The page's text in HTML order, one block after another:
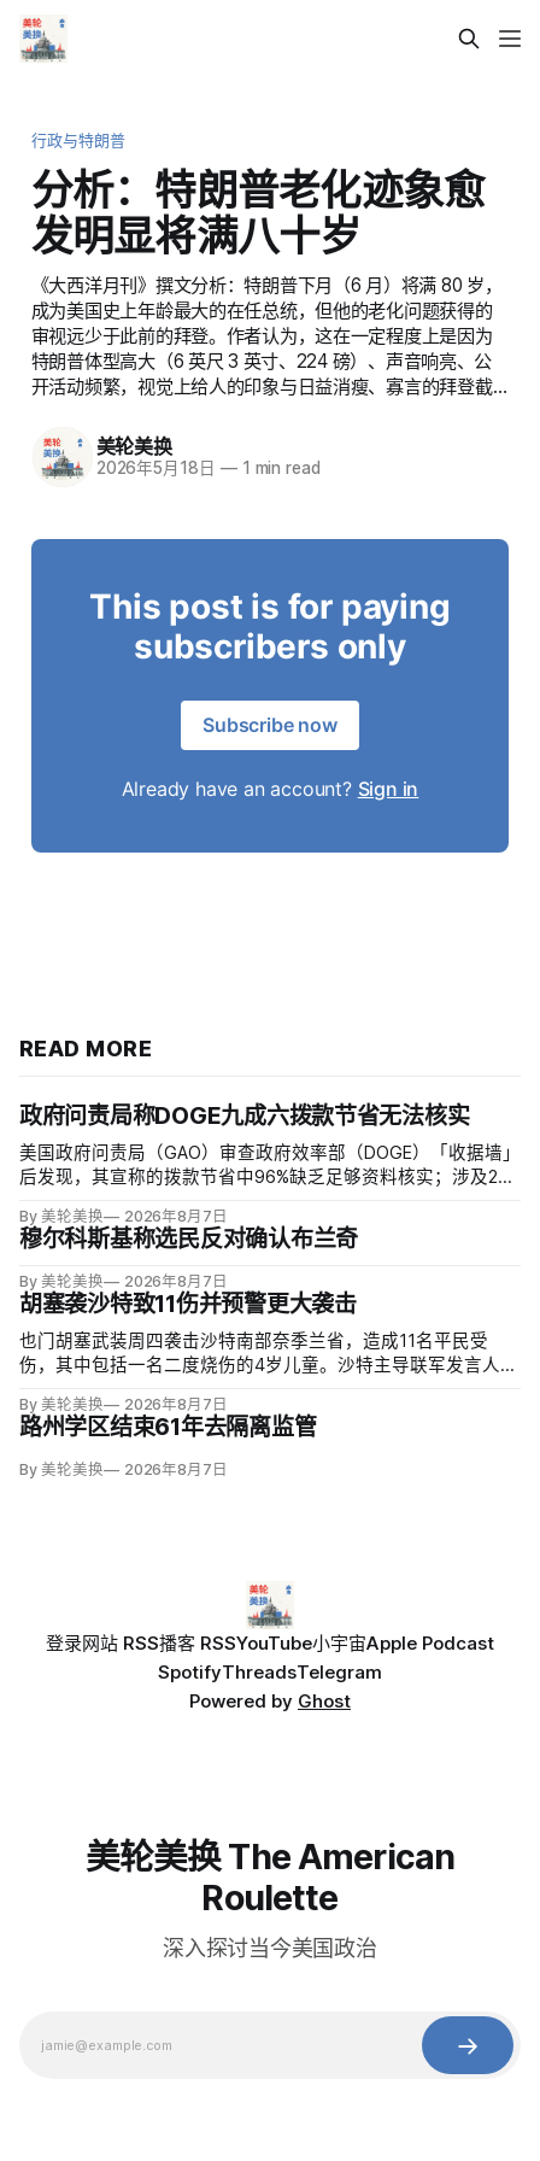
行政与特朗普
分析：特朗普老化迹象愈
发明显将满八十岁
《大西洋月刊》撰文分析：特朗普下月（6 月）将满 80 岁，
成为美国史上年龄最大的在任总统，但他的老化问题获得的
审视远少于此前的拜登。作者认为，这在一定程度上是因为
特朗普体型高大（6 英尺 3 英寸、224 磅）、声音响亮、公
开活动频繁，视觉上给人的印象与日益消瘦、寡言的拜登截…
美轮美换
2026年5月18日 —1 min read
This post is for paying
subscribers only
Subscribe now
Already have an account? Sign in
READ MORE
政府问责局称DOGE九成六拨款节省无法核实
美国政府问责局（GAO）审查政府效率部（DOGE）「收据墙」
后发现，其宣称的拨款节省中96%缺乏足够资料核实；涉及274
三分之二无法验证或不符合其公开方法，264份拟终止租约中
108份早已进入终止流程。
By 美轮美换 2026年8月7日
穆尔科斯基称选民反对确认布兰奇
By 美轮美换 2026年8月7日
胡塞袭沙特致11伤并预警更大袭击
也门胡塞武装周四袭击沙特南部奈季兰省，造成11名平民受
伤，其中包括一名二度烧伤的4岁儿童。沙特主导联军发言人图
区；
By 美轮美换 2026年8月7日
路州学区结束61年去隔离监管
By 美轮美换 2026年8月7日
登录网站 RSS播客 RSSYouTube小宇宙Apple Podcast
SpotifyThreadsTelegram
Powered by Ghost
美轮美换 The American
Roulette
深入探讨当今美国政治